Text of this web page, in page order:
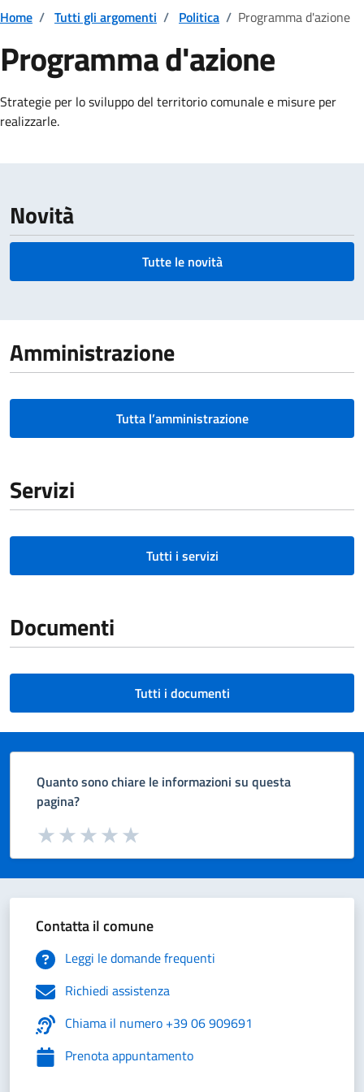
Home / Tutti gli argomenti / Politica / Programma d'azione
Programma d'azione
Dettagli della notizia
Strategie per lo sviluppo del territorio comunale e misure per
realizzarle.
Novità
Tutte le novità
Amministrazione
Tutta l’amministrazione
Servizi
Tutti i servizi
Documenti
Tutti i documenti
Quanto sono chiare le informazioni su questa
pagina?
Valuta da 1 a 5 stelle la pagina
Valuta 5 stelle su 5
Valuta 4 stelle su 5
Valuta 3 stelle su 5
Valuta 2 stelle su 5
Valuta 1 stelle su 5
Contatta il comune
Leggi le domande frequenti
Richiedi assistenza
Chiama il numero +39 06 909691
Prenota appuntamento